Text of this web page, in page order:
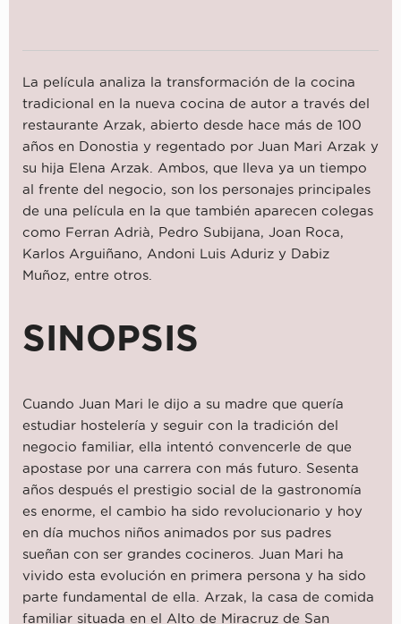
La película analiza la transformación de la cocina
tradicional en la nueva cocina de autor a través del
restaurante Arzak, abierto desde hace más de 100
años en Donostia y regentado por Juan Mari Arzak y
su hija Elena Arzak. Ambos, que lleva ya un tiempo
al frente del negocio, son los personajes principales
de una película en la que también aparecen colegas
como Ferran Adrià, Pedro Subijana, Joan Roca,
Karlos Arguiñano, Andoni Luis Aduriz y Dabiz
Muñoz, entre otros.
SINOPSIS
Cuando Juan Mari le dijo a su madre que quería
estudiar hostelería y seguir con la tradición del
negocio familiar, ella intentó convencerle de que
apostase por una carrera con más futuro. Sesenta
años después el prestigio social de la gastronomía
es enorme, el cambio ha sido revolucionario y hoy
en día muchos niños animados por sus padres
sueñan con ser grandes cocineros. Juan Mari ha
vivido esta evolución en primera persona y ha sido
parte fundamental de ella. Arzak, la casa de comida
familiar situada en el Alto de Miracruz de San